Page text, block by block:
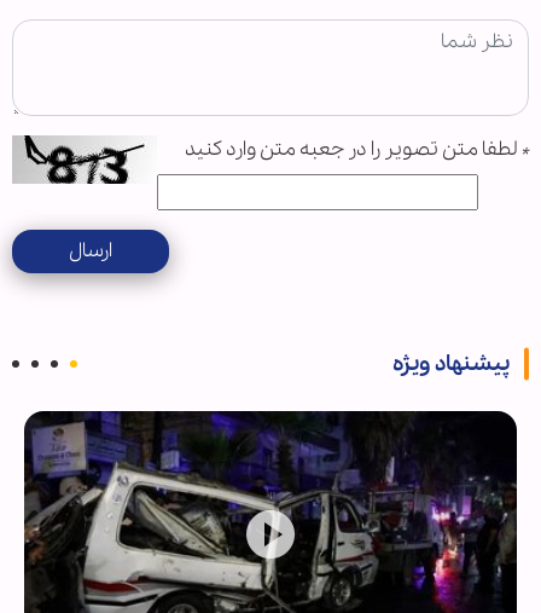
* لطفا متن تصویر را در جعبه متن وارد کنید
ارسال
پیشنهاد ویژه